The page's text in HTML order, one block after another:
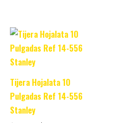
Tijera Hojalata 10
Pulgadas Ref 14-556
Stanley
Original
price
was:
Current
price
is: